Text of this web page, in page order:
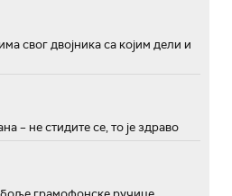
свог двојника са којим дели и
– не стидите се, то је здраво